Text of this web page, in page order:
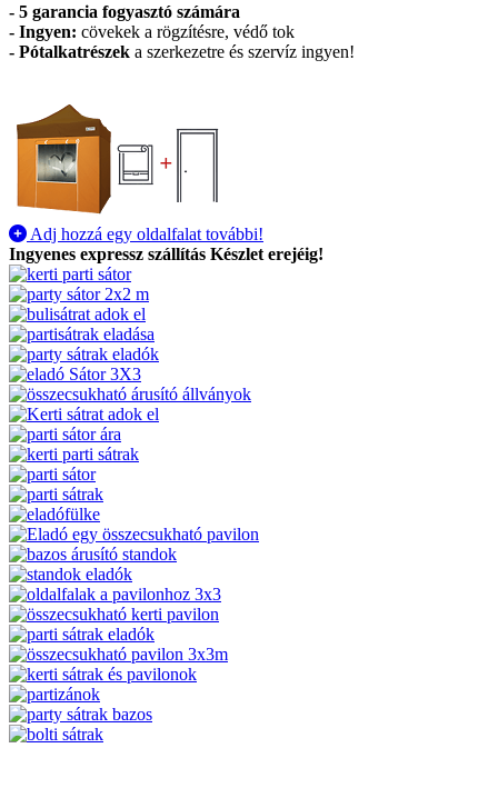
- 5 garancia fogyasztó számára
- Ingyen: cövekek a rögzítésre, védő tok
- Pótalkatrészek a szerkezetre és szervíz ingyen!
Adj hozzá egy oldalfalat további!
Ingyenes expressz szállítás Készlet erejéig!